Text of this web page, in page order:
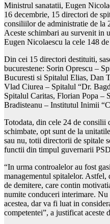
Ministrul sanatatii, Eugen
16 decembrie, 15 directori de
consiliilor de administratie de la
Aceste schimbari au survenit in
Eugen Nicolaescu la cele 148
Din cei 15 directori destituiti,
bucurestene: Sorin Oprescu –
Bucuresti si Spitalul Elias, Dan
Vlad Ciurea – Spitalul “Dr.
Spitalul Caritas, Florian Popa –
Bradisteanu – Institutul Inimii
Totodata, din cele 24 de consilii
schimbate, opt sunt de la
sau nu, totii directorii de spitale
functii din timpul guvernarii
“In urma controalelor au fost
managementul spitalelor.
de demitere, care contin
numite conduceri interimare.
acestea, dar va fi luat in
competentei”, a justificat aceste